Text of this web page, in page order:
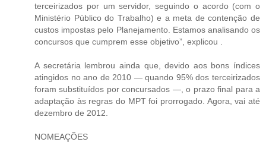
terceirizados por um servidor, seguindo o acordo (com o
Ministério Público do Trabalho) e a meta de contenção de
custos impostas pelo Planejamento. Estamos analisando os
concursos que cumprem esse objetivo”, explicou .
A secretária lembrou ainda que, devido aos bons índices
atingidos no ano de 2010 — quando 95% dos terceirizados
foram substituídos por concursados —, o prazo final para a
adaptação às regras do MPT foi prorrogado. Agora, vai até
dezembro de 2012.
NOMEAÇÕES